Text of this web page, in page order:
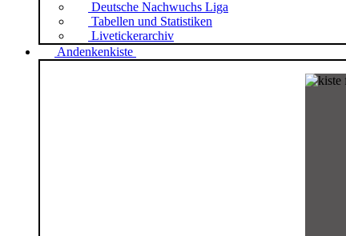
Deutsche Nachwuchs Liga
Tabellen und Statistiken
Livetickerarchiv
Andenkenkiste